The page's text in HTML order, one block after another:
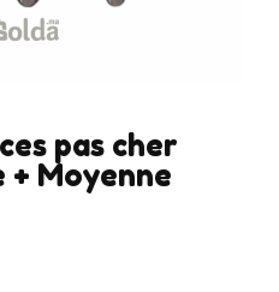
pas cher
+ Moyenne